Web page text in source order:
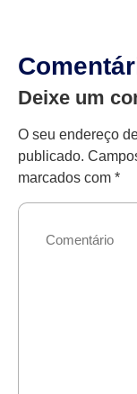
Deixe um
O seu endereço
publicado.
marcados com *